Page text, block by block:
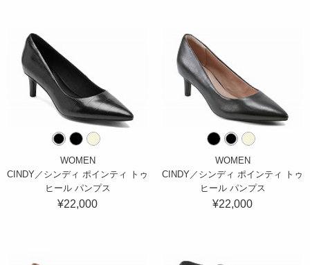
WOMEN
CINDY／シンディ ポインティ トゥ
ヒール パンプス
¥22,000
WOMEN
CINDY／シンディ ポインティ トゥ
ヒール パンプス
¥22,000